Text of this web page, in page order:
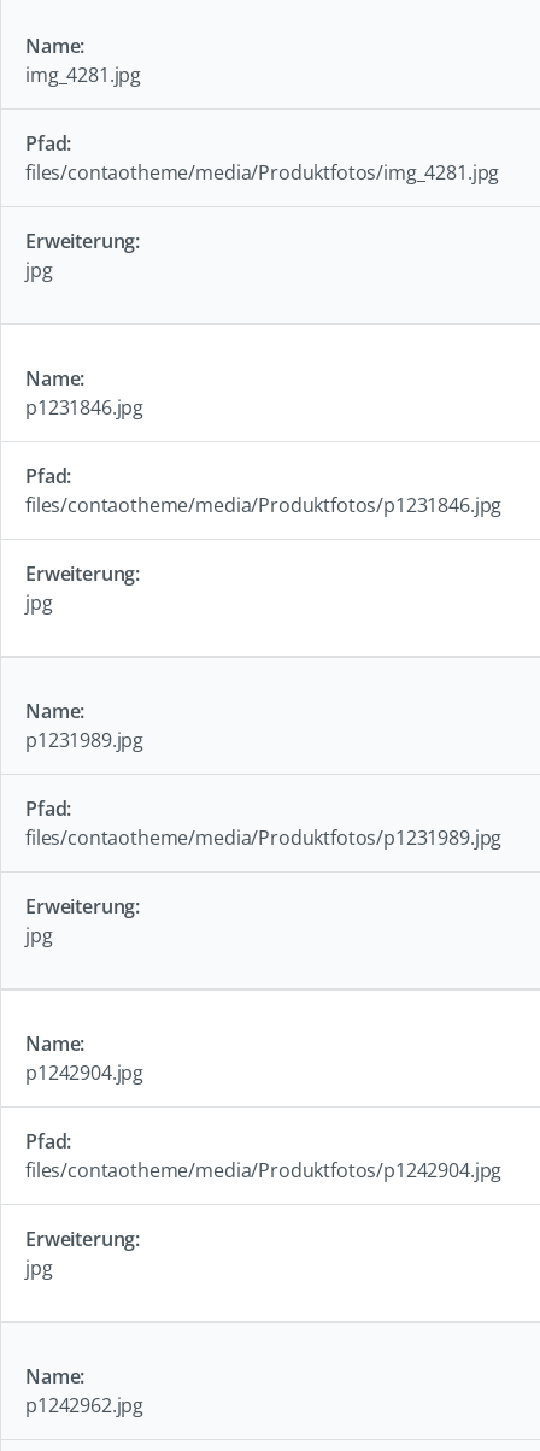
img_4281.jpg
files/contaotheme/media/Produktfotos/img_4281.jpg
jpg
p1231846.jpg
files/contaotheme/media/Produktfotos/p1231846.jpg
jpg
p1231989.jpg
files/contaotheme/media/Produktfotos/p1231989.jpg
jpg
p1242904.jpg
files/contaotheme/media/Produktfotos/p1242904.jpg
jpg
p1242962.jpg